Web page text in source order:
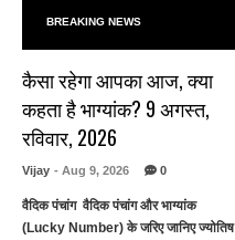
BREAKING NEWS
कैसा रहेगा आपका आज, क्या
कहता है भाग्यांक? 9 अगस्त,
रविवार, 2026
Vijay - Aug 9, 2026 0
वैदिक पंचांग वैदिक पंचांग और भाग्यांक
(Lucky Number) के जरिए जानिए ज्योतिष